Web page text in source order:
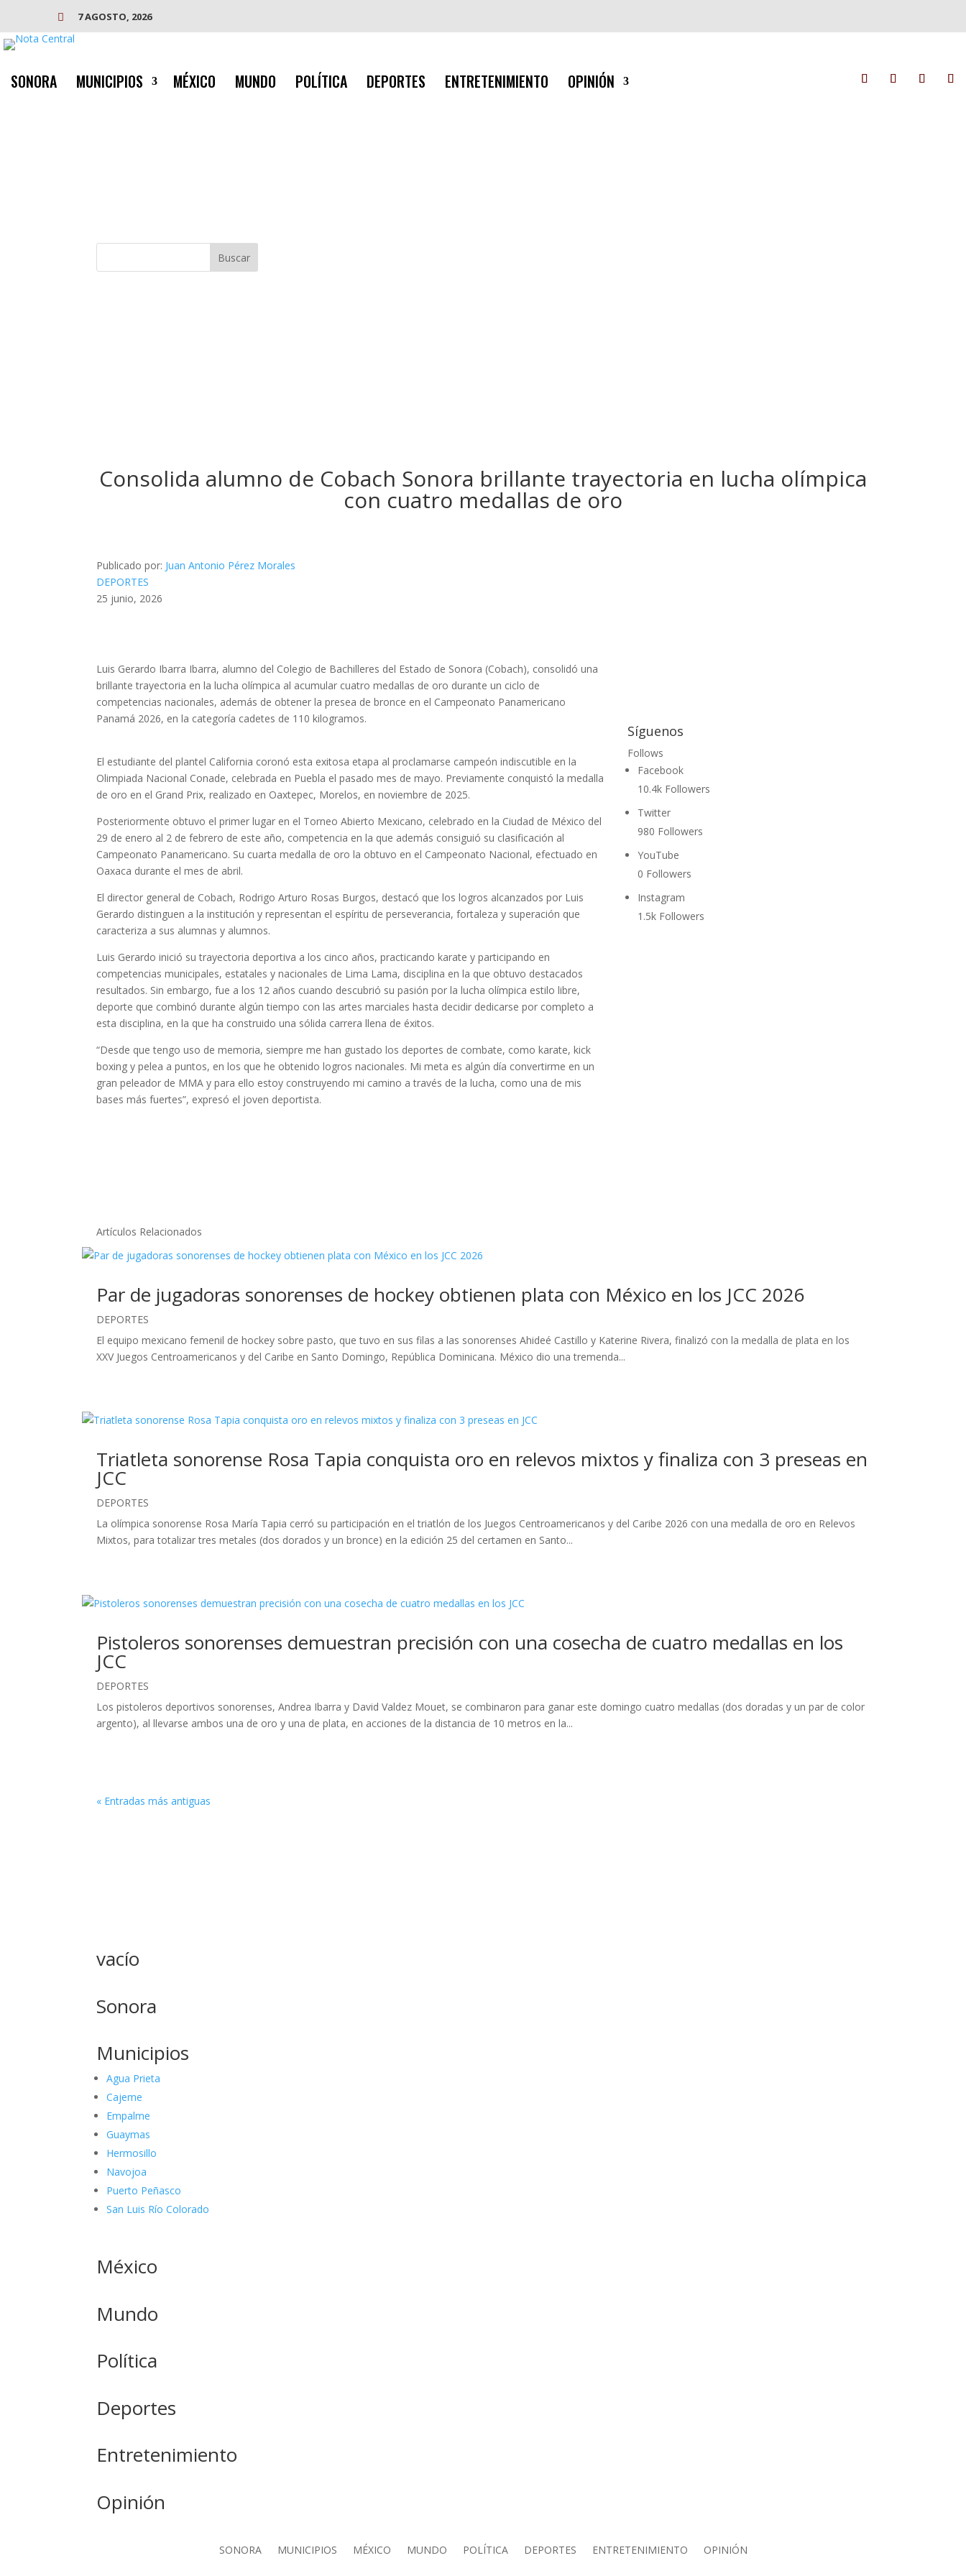
 7 AGOSTO, 2026
SONORA MUNICIPIOS MÉXICO MUNDO POLÍTICA DEPORTES ENTRETENIMIENTO OPINIÓN
Buscar
Consolida alumno de Cobach Sonora brillante trayectoria en lucha olímpica
con cuatro medallas de oro
Publicado por: Juan Antonio Pérez Morales
DEPORTES
25 junio, 2026
Luis Gerardo Ibarra Ibarra, alumno del Colegio de Bachilleres del Estado de Sonora (Cobach), consolidó una
brillante trayectoria en la lucha olímpica al acumular cuatro medallas de oro durante un ciclo de
competencias nacionales, además de obtener la presea de bronce en el Campeonato Panamericano
Panamá 2026, en la categoría cadetes de 110 kilogramos.
El estudiante del plantel California coronó esta exitosa etapa al proclamarse campeón indiscutible en la
Olimpiada Nacional Conade, celebrada en Puebla el pasado mes de mayo. Previamente conquistó la medalla
de oro en el Grand Prix, realizado en Oaxtepec, Morelos, en noviembre de 2025.
Posteriormente obtuvo el primer lugar en el Torneo Abierto Mexicano, celebrado en la Ciudad de México del
29 de enero al 2 de febrero de este año, competencia en la que además consiguió su clasificación al
Campeonato Panamericano. Su cuarta medalla de oro la obtuvo en el Campeonato Nacional, efectuado en
Oaxaca durante el mes de abril.
El director general de Cobach, Rodrigo Arturo Rosas Burgos, destacó que los logros alcanzados por Luis
Gerardo distinguen a la institución y representan el espíritu de perseverancia, fortaleza y superación que
caracteriza a sus alumnas y alumnos.
Luis Gerardo inició su trayectoria deportiva a los cinco años, practicando karate y participando en
competencias municipales, estatales y nacionales de Lima Lama, disciplina en la que obtuvo destacados
resultados. Sin embargo, fue a los 12 años cuando descubrió su pasión por la lucha olímpica estilo libre,
deporte que combinó durante algún tiempo con las artes marciales hasta decidir dedicarse por completo a
esta disciplina, en la que ha construido una sólida carrera llena de éxitos.
“Desde que tengo uso de memoria, siempre me han gustado los deportes de combate, como karate, kick
boxing y pelea a puntos, en los que he obtenido logros nacionales. Mi meta es algún día convertirme en un
gran peleador de MMA y para ello estoy construyendo mi camino a través de la lucha, como una de mis
bases más fuertes”, expresó el joven deportista.
Síguenos
Follows
Facebook
10.4k Followers
Twitter
980 Followers
YouTube
0 Followers
Instagram
1.5k Followers
Artículos Relacionados
Par de jugadoras sonorenses de hockey obtienen plata con México en los JCC 2026
DEPORTES
El equipo mexicano femenil de hockey sobre pasto, que tuvo en sus filas a las sonorenses Ahideé Castillo y Katerine Rivera, finalizó con la medalla de plata en los
XXV Juegos Centroamericanos y del Caribe en Santo Domingo, República Dominicana. México dio una tremenda...
Triatleta sonorense Rosa Tapia conquista oro en relevos mixtos y finaliza con 3 preseas en
JCC
DEPORTES
La olímpica sonorense Rosa María Tapia cerró su participación en el triatlón de los Juegos Centroamericanos y del Caribe 2026 con una medalla de oro en Relevos
Mixtos, para totalizar tres metales (dos dorados y un bronce) en la edición 25 del certamen en Santo...
Pistoleros sonorenses demuestran precisión con una cosecha de cuatro medallas en los
JCC
DEPORTES
Los pistoleros deportivos sonorenses, Andrea Ibarra y David Valdez Mouet, se combinaron para ganar este domingo cuatro medallas (dos doradas y un par de color
argento), al llevarse ambos una de oro y una de plata, en acciones de la distancia de 10 metros en la...
« Entradas más antiguas
vacío
Sonora
Municipios
Agua Prieta
Cajeme
Empalme
Guaymas
Hermosillo
Navojoa
Puerto Peñasco
San Luis Río Colorado
México
Mundo
Política
Deportes
Entretenimiento
Opinión
SONORA MUNICIPIOS MÉXICO MUNDO POLÍTICA DEPORTES ENTRETENIMIENTO OPINIÓN